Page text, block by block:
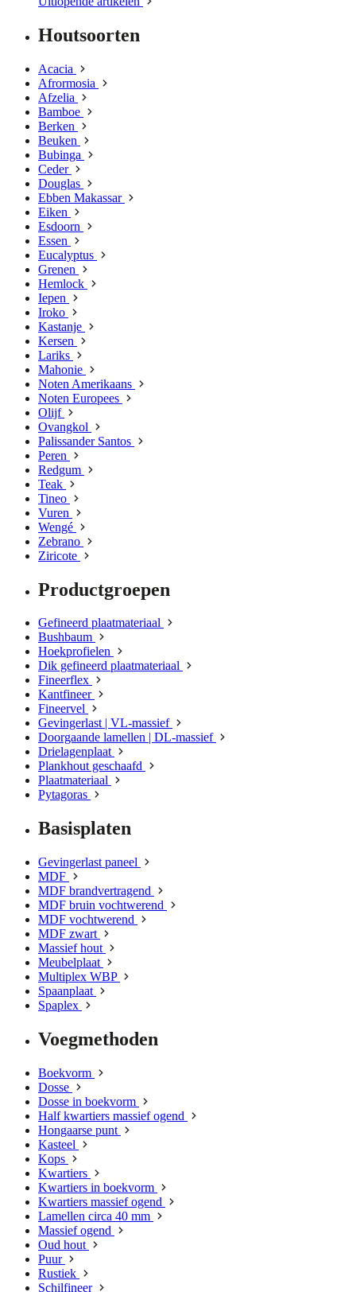
Houtsoorten
Acacia
Afrormosia
Afzelia
Bamboe
Berken
Beuken
Bubinga
Ceder
Douglas
Ebben Makassar
Eiken
Esdoorn
Essen
Eucalyptus
Grenen
Hemlock
Iepen
Iroko
Kastanje
Kersen
Lariks
Mahonie
Noten Amerikaans
Noten Europees
Olijf
Ovangkol
Palissander Santos
Peren
Redgum
Teak
Tineo
Vuren
Wengé
Zebrano
Ziricote
Productgroepen
Gefineerd plaatmateriaal
Bushbaum
Hoekprofielen
Dik gefineerd plaatmateriaal
Fineerflex
Kantfineer
Fineervel
Gevingerlast | VL-massief
Doorgaande lamellen | DL-massief
Drielagenplaat
Plankhout geschaafd
Plaatmateriaal
Pytagoras
Basisplaten
Gevingerlast paneel
MDF
MDF brandvertragend
MDF bruin vochtwerend
MDF vochtwerend
MDF zwart
Massief hout
Meubelplaat
Multiplex WBP
Spaanplaat
Spaplex
Voegmethoden
Boekvorm
Dosse
Dosse in boekvorm
Half kwartiers massief ogend
Hongaarse punt
Kasteel
Kops
Kwartiers
Kwartiers in boekvorm
Kwartiers massief ogend
Lamellen circa 40 mm
Massief ogend
Oud hout
Puur
Rustiek
Schilfineer